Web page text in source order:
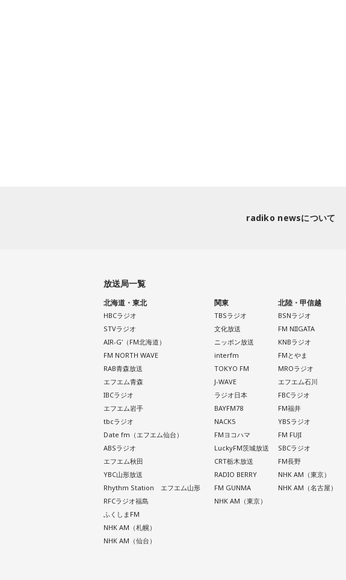
radiko newsについて
放送局一覧
北海道・東北
HBCラジオ
STVラジオ
AIR-G'（FM北海道）
FM NORTH WAVE
RAB青森放送
エフエム青森
IBCラジオ
エフエム岩手
tbcラジオ
Date fm（エフエム仙台）
ABSラジオ
エフエム秋田
YBC山形放送
Rhythm Station エフエム山形
RFCラジオ福島
ふくしまFM
NHK AM（札幌）
NHK AM（仙台）
関東
TBSラジオ
文化放送
ニッポン放送
interfm
TOKYO FM
J-WAVE
ラジオ日本
BAYFM78
NACK5
FMヨコハマ
LuckyFM茨城放送
CRT栃木放送
RADIO BERRY
FM GUNMA
NHK AM（東京）
北陸・甲信越
BSNラジオ
FM NIIGATA
KNBラジオ
FMとやま
MROラジオ
エフエム石川
FBCラジオ
FM福井
YBSラジオ
FM FUJI
SBCラジオ
FM長野
NHK AM（東京）
NHK AM（名古屋）